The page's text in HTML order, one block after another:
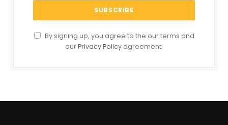
By signing up, you agree to the our terms and
ourPrivacy Policy agreement.